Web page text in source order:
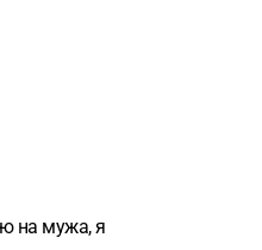
на мужа, я